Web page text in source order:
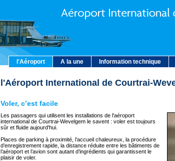
l'Aéroport A la une Information technique
l'Aéroport International de Courtrai-
Voler, c’est facile
Les passagers qui utilisent les installations de l'aéroport
international de Courtrai-Wevelgem le savent : voler est toujours
sûr et fluide aujourd'hui.
Places de parking à proximité , l’accueil chaleureux, la procédure
d’enregistrement rapide, la distance réduite entre les bâtiments de
l’aéroport et l’avion sont autant d’ingrédients qui garantissent le
plaisir de voler.